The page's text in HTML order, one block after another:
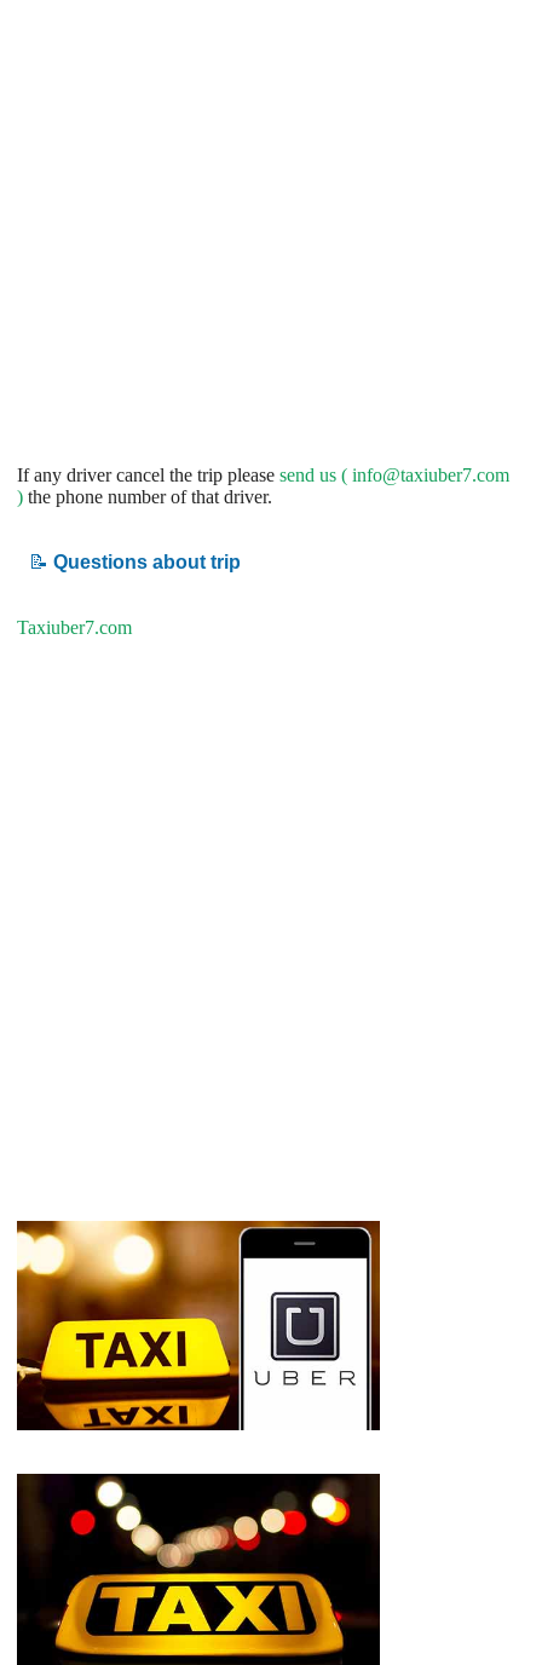
If any driver cancel the trip please send us ( info@taxiuber7.com
) the phone number of that driver.
📝 Questions about trip
Taxiuber7.com